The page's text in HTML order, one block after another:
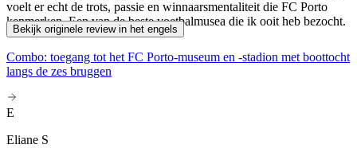
voelt er echt de trots, passie en winnaarsmentaliteit die FC Porto
kenmerken. Een van de beste voetbalmusea die ik ooit heb bezocht.
Bekijk originele review in het engels
Combo: toegang tot het FC Porto-museum en -stadion met boottocht
langs de zes bruggen
E
Eliane S